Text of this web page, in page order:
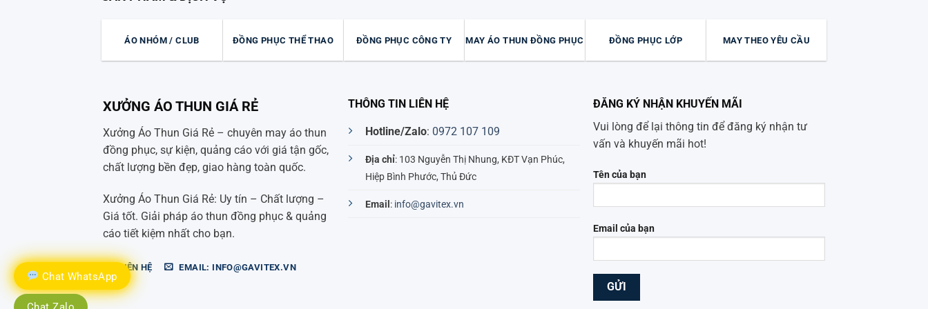
Chat WhatsApp
ÁO NHÓM / CLUB ĐỒNG PHỤC THỂ THAO ĐỒNG PHỤC CÔNG TY MAY ÁO THUN ĐỒNG PHỤC ĐỒNG PHỤC LỚP MAY THEO YÊU CẦU
XƯỞNG ÁO THUN GIÁ RẺ
Xưởng Áo Thun Giá Rẻ – chuyên may áo thun
đồng phục, sự kiện, quảng cáo với giá tận gốc,
chất lượng bền đẹp, giao hàng toàn quốc.
Xưởng Áo Thun Giá Rẻ: Uy tín – Chất lượng –
Giá tốt. Giải pháp áo thun đồng phục & quảng
cáo tiết kiệm nhất cho bạn.
LIÊN HỆ EMAIL: INFO@GAVITEX.VN
THÔNG TIN LIÊN HỆ
Hotline/Zalo: 0972 107 109
Địa chỉ: 103 Nguyễn Thị Nhung, KĐT Vạn Phúc,
Hiệp Bình Phước, Thủ Đức
Email : info@gavitex.vn
ĐĂNG KÝ NHẬN KHUYẾN MÃI
Vui lòng để lại thông tin để đăng ký nhận tư
vấn và khuyến mãi hot!
Tên của bạn
Email của bạn